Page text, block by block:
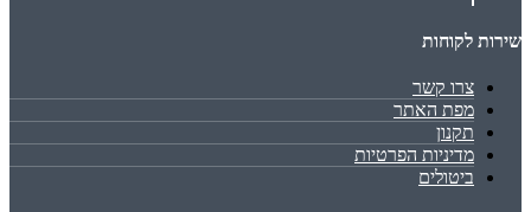
שירות לקוחות
צרו קשר
מפת האתר
תקנון
מדיניות הפרטיות
ביטולים